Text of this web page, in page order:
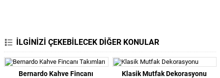
İLGİNİZİ ÇEKEBİLECEK DİĞER KONULAR
Bernardo Kahve Fincanı
Klasik Mutfak Dekorasyonu